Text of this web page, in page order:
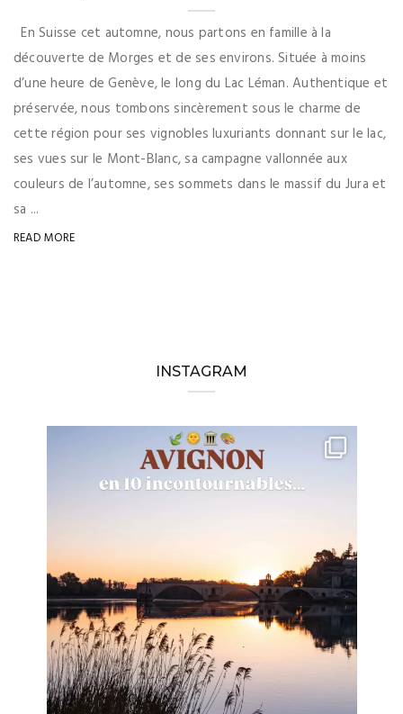
En Suisse cet automne, nous partons en famille à la
découverte de Morges et de ses environs. Située à moins
d’une heure de Genève, le long du Lac Léman. Authentique et
préservée, nous tombons sincèrement sous le charme de
cette région pour ses vignobles luxuriants donnant sur le lac,
ses vues sur le Mont-Blanc, sa campagne vallonnée aux
couleurs de l’automne, ses sommets dans le massif du Jura et
sa ...
READ MORE
INSTAGRAM